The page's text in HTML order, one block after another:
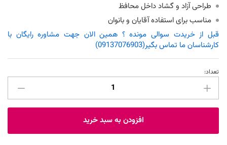
طراحی آزاد و گشاد داخل محافظ
مناسب برای استفاده آقایان و بانوان
قبل از خریدت سوالی مونده ؟ همین الان جهت مشاوره رایگان با
کارشناسان ما تماس بگیر(09137076903)
محافظ
باند
گچی
تعداد:
افزودن به سبد خرید